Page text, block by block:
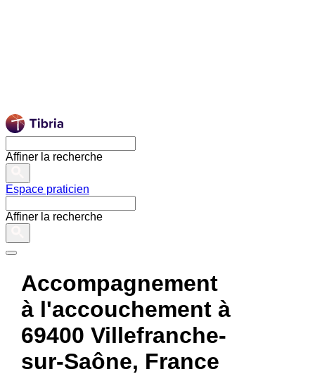
Affiner la recherche
Espace praticien
Affiner la recherche
Accompagnement
à l'accouchement à
69400 Villefranche-
sur-Saône, France